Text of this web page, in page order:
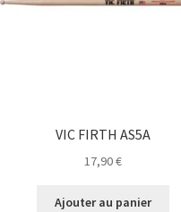
VIC FIRTH AS5A
17,90€
Ajouter au panier